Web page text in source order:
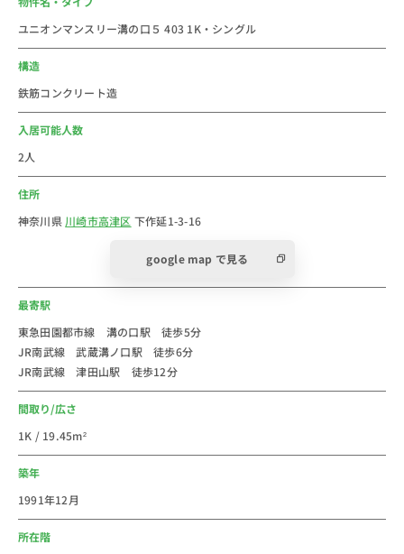
＜おススメコメント＞
2024年の川崎市(Kawasaki City)の人口は約155万
人。日本屈指の都市です。2024年の高津区の人口は約
は、武蔵小杉駅まで約8分、川崎駅まで約19分、二子玉
す。JR南武線・武蔵溝ノ口駅と隣接しており、乗り換
えにも便利です。
駅周辺にはノクティ プラザ 1、ノクティ プラザ 2、マル
イファミリー溝口、ドン・キホーテ 溝ノ口駅前店など
の商業施設があり、一人暮らしのお買い物には困りませ
ん。飲食店は、しぶそば 溝の口店、Italian Kitchen
VANSAN 溝の口店、うどん路じ、初代・溝の口店、カレ
ーハウスデリーなど様々なお店がありとても楽しいエリ
アです。
お休みの日は、二子玉川駅に行って、玉川高島屋Ｓ･
Ｃ、二子玉川ライズ、109シネマズ二子玉川でショッピ
ユニオンマンスリー溝の口５ 403 1K・シングル
構造
鉄筋コンクリート造
入居可能人数
2人
住所
神奈川県 川崎市高津区 下作延1-3-16
google map で見る
最寄駅
東急田園都市線 溝の口駅 徒歩5分
JR南武線 武蔵溝ノ口駅 徒歩6分
JR南武線 津田山駅 徒歩12分
間取り/広さ
1K / 19.45m²
築年
1991年12月
所在階